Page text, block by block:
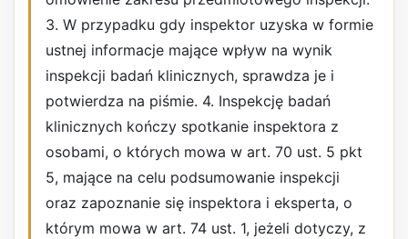
3. W przypadku gdy inspektor uzyska w formie
ustnej informacje mające wpływ na wynik
inspekcji badań klinicznych, sprawdza je i
potwierdza na piśmie. 4. Inspekcję badań
klinicznych kończy spotkanie inspektora z
osobami, o których mowa w art. 70 ust. 5 pkt
5, mające na celu podsumowanie inspekcji
oraz zapoznanie się inspektora i eksperta, o
którym mowa w art. 74 ust. 1, jeżeli dotyczy, z